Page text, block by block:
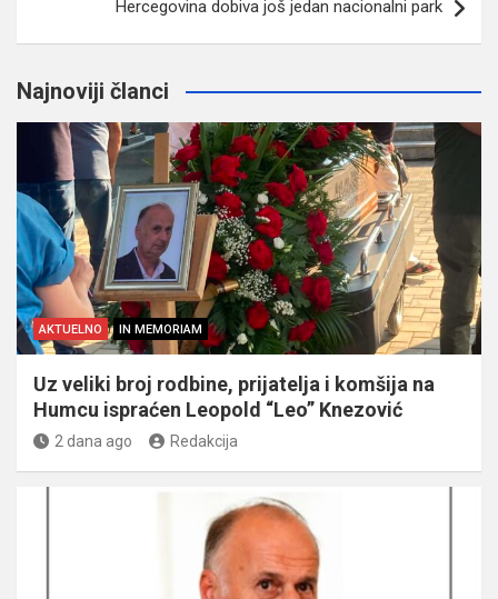
Hercegovina dobiva još jedan nacionalni park
Najnoviji članci
AKTUELNO IN MEMORIAM
Uz veliki broj rodbine, prijatelja i komšija na
Humcu ispraćen Leopold “Leo” Knezović
2 dana ago Redakcija